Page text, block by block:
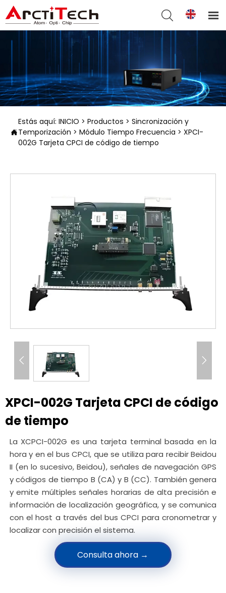
 

Estás aquí: INICIO > Productos > Sincronización y
Temporización > Módulo Tiempo Frecuencia > XPCI-
002G Tarjeta CPCI de código de tiempo
 
XPCI-002G Tarjeta CPCI de código
de tiempo
La XCPCI-002G es una tarjeta terminal basada en la
hora y en el bus CPCI, que se utiliza para recibir Beidou
II (en lo sucesivo, Beidou), señales de navegación GPS
y códigos de tiempo B (CA) y B (CC). También genera
y emite múltiples señales horarias de alta precisión e
información de localización geográfica, y se comunica
con el host a través del bus CPCI para cronometrar y
localizar con precisión el sistema.
Consulta ahora →